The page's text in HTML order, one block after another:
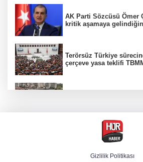
AK Parti Sözcüsü Ömer
kritik aşamaya
Terörsüz Türkiye
çerçeve yasa teklifi
Firari olarak aranıyordu!
Başkan Yardımcısı
Gizlilik Politikası